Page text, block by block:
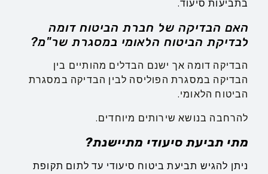
בתביעות סיעוד.
האם הבדיקה של חברת הביטוח דומה
לבדיקת הביטוח הלאומי במסגרת שר"מ?
הבדיקה דומה אך ישנם הבדלים מהותיים בין
הבדיקה במסגרת הפוליסה לבין הבדיקה במסגרת
הביטוח הלאומי.
להרחבה בנושא שירותים מיוחדים.
מתי תביעת סיעודי מתיישנת?
ניתן להגיש תביעת ביטוח סיעודי עד לתום תקופת